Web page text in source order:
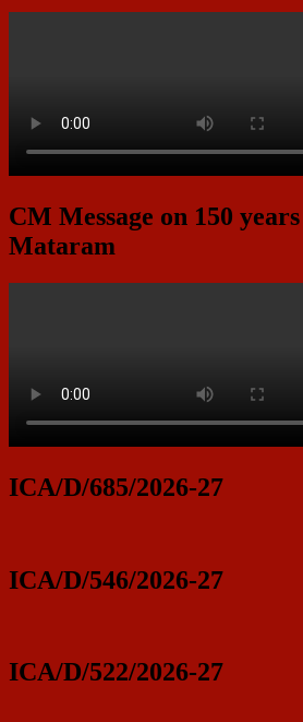
CM Message on 150
Mataram
ICA/D/685/2026-27
ICA/D/546/2026-27
ICA/D/522/2026-27